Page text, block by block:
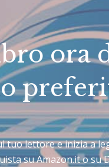
ora
tuo lettore e inizia a
su Amazon.it o su